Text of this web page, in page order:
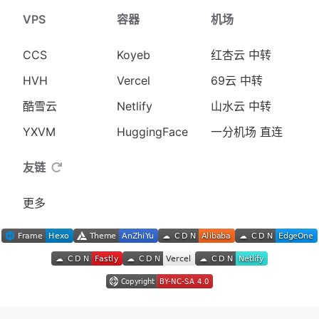
VPS
CCS
HVH
酷雪云
YXVM
容器
Koyeb
Vercel
Netlify
HuggingFace
机场
红杏云 中转
69云 中转
山水云 中转
一分机场 直连
友链
更多